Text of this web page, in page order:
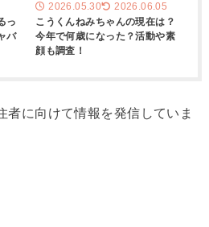
っ
バ
2026.05.30 2026.06.05
こうくんねみちゃんの現在は？
今年で何歳になった？活動や素
顔も調査！
に向けて情報を発信していま